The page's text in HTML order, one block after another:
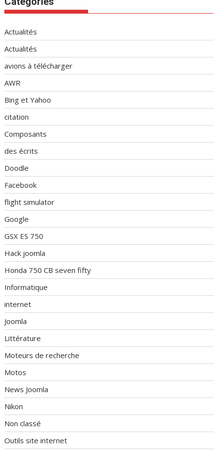
Actualités
Actualités
avions à télécharger
AWR
Bing et Yahoo
citation
Composants
des écrits
Doodle
Facebook
flight simulator
Google
GSX ES 750
Hack joomla
Honda 750 CB seven fifty
Informatique
internet
Joomla
Littérature
Moteurs de recherche
Motos
News Joomla
Nikon
Non classé
Outils site internet